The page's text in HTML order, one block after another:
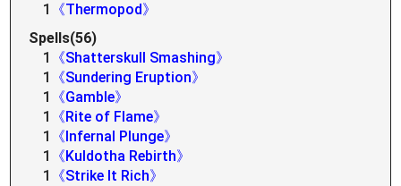
1
《Thermopod》
Spells(56)
1
《Shatterskull Smashing》
1
《Sundering Eruption》
1
《Gamble》
1
《Rite of Flame》
1
《Infernal Plunge》
1
《Kuldotha Rebirth》
1
《Strike It Rich》